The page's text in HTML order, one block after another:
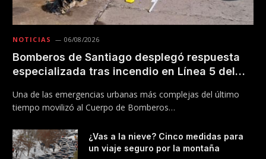
NOTICIAS 06/08/2026
Bomberos de Santiago desplegó respuesta
especializada tras incendio en Línea 5 del
Una de las emergencias urbanas más complejas del último
tiempo movilizó al Cuerpo de Bomberos…
¿Vas a la nieve? Cinco medidas para
un viaje seguro por la montaña